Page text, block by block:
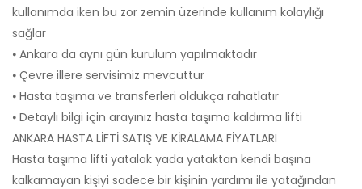
kullanımda iken bu zor zemin üzerinde kullanım kolaylığı
sağlar
⦁ Ankara da aynı gün kurulum yapılmaktadır
⦁ Çevre illere servisimiz mevcuttur
⦁ Hasta taşıma ve transferleri oldukça rahatlatır
⦁ Detaylı bilgi için arayınız hasta taşıma kaldırma lifti
ANKARA HASTA LİFTİ SATIŞ VE KİRALAMA FİYATLARI
Hasta taşıma lifti yatalak yada yataktan kendi başına
kalkamayan kişiyi sadece bir kişinin yardımı ile yatağından